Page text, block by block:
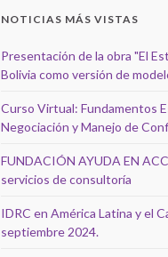
NOTICIAS MÁS VISTAS
Presentación de la obra "El
Bolivia como versión de
Curso Virtual: Fundamentos
Negociación y Manejo de
FUNDACIÓN AYUDA EN
servicios de consultoría
IDRC en América Latina y el
septiembre 2024.